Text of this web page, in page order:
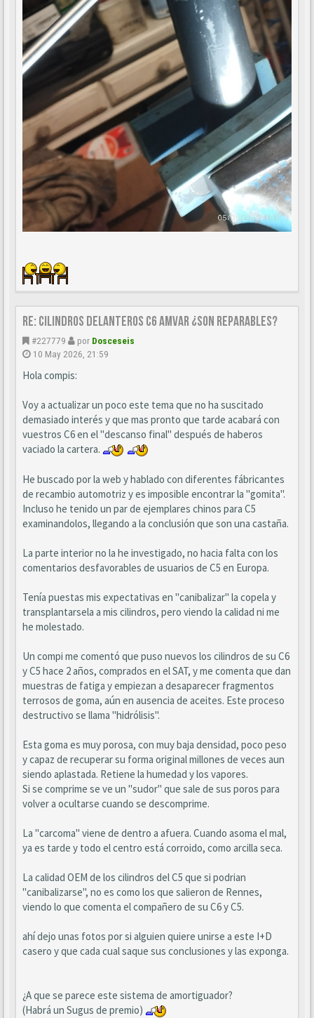
Re: CILINDROS DELANTEROS C6 AMVAR ¿SON REPARABLES?
#227779 por Dosceseis
10 May 2026, 21:59
Hola compis:
Voy a actualizar un poco este tema que no ha suscitado
demasiado interés y que mas pronto que tarde acabará con
vuestros C6 en el "descanso final" después de haberos
vaciado la cartera.
He buscado por la web y hablado con diferentes fábricantes
de recambio automotriz y es imposible encontrar la "gomita".
Incluso he tenido un par de ejemplares chinos para C5
examinandolos, llegando a la conclusión que son una castaña.
La parte interior no la he investigado, no hacia falta con los
comentarios desfavorables de usuarios de C5 en Europa.
Tenía puestas mis expectativas en "canibalizar" la copela y
transplantarsela a mis cilindros, pero viendo la calidad ni me
he molestado.
Un compi me comentó que puso nuevos los cilindros de su C6
y C5 hace 2 años, comprados en el SAT, y me comenta que dan
muestras de fatiga y empiezan a desaparecer fragmentos
terrosos de goma, aún en ausencia de aceites. Este proceso
destructivo se llama "hidrólisis".
Esta goma es muy porosa, con muy baja densidad, poco peso
y capaz de recuperar su forma original millones de veces aun
siendo aplastada. Retiene la humedad y los vapores.
Si se comprime se ve un "sudor" que sale de sus poros para
volver a ocultarse cuando se descomprime.
La "carcoma" viene de dentro a afuera. Cuando asoma el mal,
ya es tarde y todo el centro está corroido, como arcilla seca.
La calidad OEM de los cilindros del C5 que si podrian
"canibalizarse", no es como los que salieron de Rennes,
viendo lo que comenta el compañero de su C6 y C5.
ahí dejo unas fotos por si alguien quiere unirse a este I+D
casero y que cada cual saque sus conclusiones y las exponga.
¿A que se parece este sistema de amortiguador?
(Habrá un Sugus de premio)